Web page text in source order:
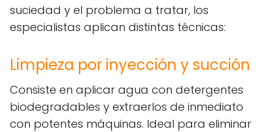
suciedad y el problema a tratar, los
especialistas aplican distintas técnicas:
Limpieza por inyección y succión
Consiste en aplicar agua con detergentes
biodegradables y extraerlos de inmediato
con potentes máquinas. Ideal para eliminar